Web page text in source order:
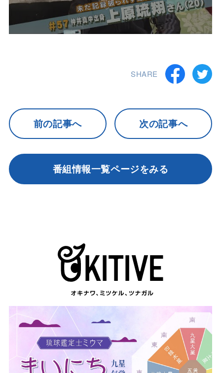
SHARE
前の記事へ 次の記事へ
番組情報一覧ページをみる